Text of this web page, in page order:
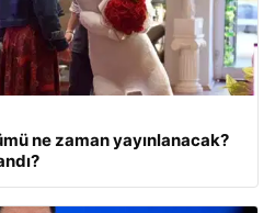
ne zaman yayınlanacak?